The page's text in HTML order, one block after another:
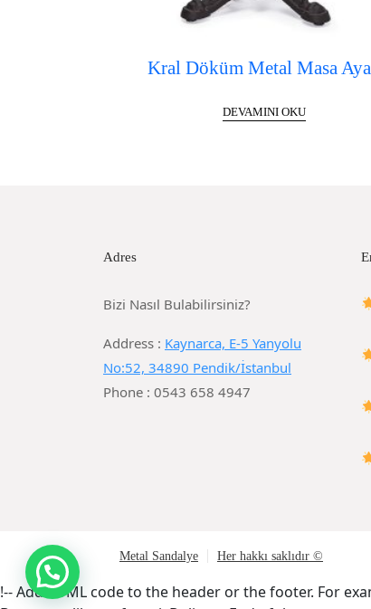
Kral Döküm Metal Masa
DEVAMINI OKU
Adres
Bizi Nasıl Bulabilirsiniz?
Address : Kaynarca, E-5 Yanyolu
No:52, 34890 Pendik/İstanbul
Phone : 0543 658 4947
Metal Sandalye Her hakkı saklıdır ©
!-- Add HTML code to the header or the footer. For